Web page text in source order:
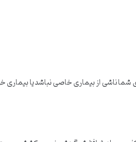
ناشی از بیماری خاصی نباشد یا بیماری